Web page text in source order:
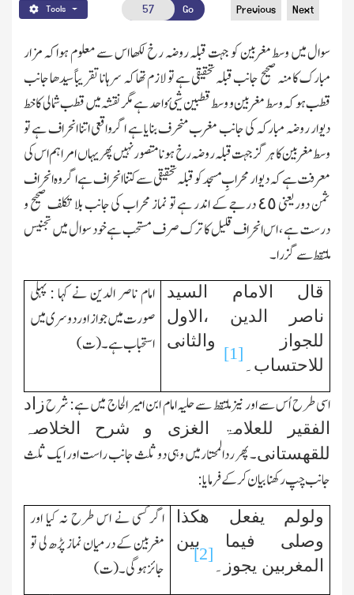
Tools Go Previous Next
سوال میں وسط مغربین کو جہت قبلہ روضہ ر خ لکھا اس سے معلوم ہوا کہ مزار
مبارك کا منہ صحیح جانب قبلہ تحقیقی ہے تو لازم تھا کہ سرہانا تقریباً سیدھا جانب
قطب ہو کہ وسط مغربین و وسط قطبین شیئ واحد ہے مگر نقشہ میں قطب شمالی کا خط
دیوار روضہ مبارکہ کی جانب مغرب منحرف بنایا ہے اگرواقعی اتنا انحراف ہے تو
وسط مغربین کا ہر گز جہت قبلہ روضہ رخ ہونا متصور نہیں پھر یہاں امراہم اس کی
معرفت ہے کہ دیوار محرابِ مسجد کو قبلہ تحقیقی سے کتنا انحراف ہے اگر وہ انحراف
ثمن دور یعنی ٤٥ درجے کے اندر ہے تو نماز محراب کی جانب بلا تکلف صحیح و
درست ہے ، اس انحراف قلیل کا ترك صرف مستحب ہے خود سوال میں تجنیس
ملتقط سے گزرا۔
قال الامام السید
ناصر الدین ،الاول
للجواز والثانی
للاحتساب۔
[1]
امام ناصر الدین نے کہا : پہلی
صورت میں جواز اور دوسری میں
استحباب ہے ۔(ت)
اسی طرح اُس سے اور نیز ملتقط سے حلیہ امام ابن امیر الحاج میں ہے: شرحزاد
الفقیر للعلامۃ الغزی و شرح الخلاصہ
للقھستانی۔ پھر ردالمحتار میں وہی دو ثلث جانب راست اور ایك ثلث
جانب چپ رکھنا بیان کرکے فرمایا :
ولولم یفعل ھکذا
وصلی فیما بین
المغربین یجوز۔
[2]
اگر کسی نے اس طرح نہ کیا اور
مغربین کے درمیان نماز پڑھ لی تو
جائز ہوگی۔(ت)